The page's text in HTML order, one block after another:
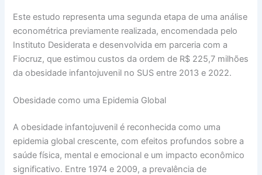
Este estudo representa uma segunda etapa de uma análise
econométrica previamente realizada, encomendada pelo
Instituto Desiderata e desenvolvida em parceria com a
Fiocruz, que estimou custos da ordem de R$ 225,7 milhões
da obesidade infantojuvenil no SUS entre 2013 e 2022.
Obesidade como uma Epidemia Global
A obesidade infantojuvenil é reconhecida como uma
epidemia global crescente, com efeitos profundos sobre a
saúde física, mental e emocional e um impacto econômico
significativo. Entre 1974 e 2009, a prevalência de